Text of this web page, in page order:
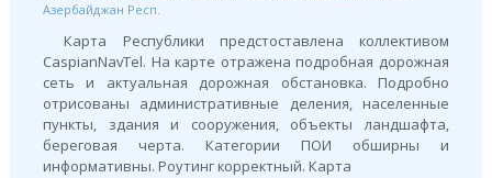
Азербайджан Респ.
Карта Республики предстоставлена коллективом
CaspianNavTel. На карте отражена подробная дорожная
сеть и актуальная дорожная обстановка. Подробно
отрисованы административные деления, населенные
пункты, здания и сооружения, объекты ландшафта,
береговая черта. Категории ПОИ обширны и
информативны. Роутинг корректный. Карта